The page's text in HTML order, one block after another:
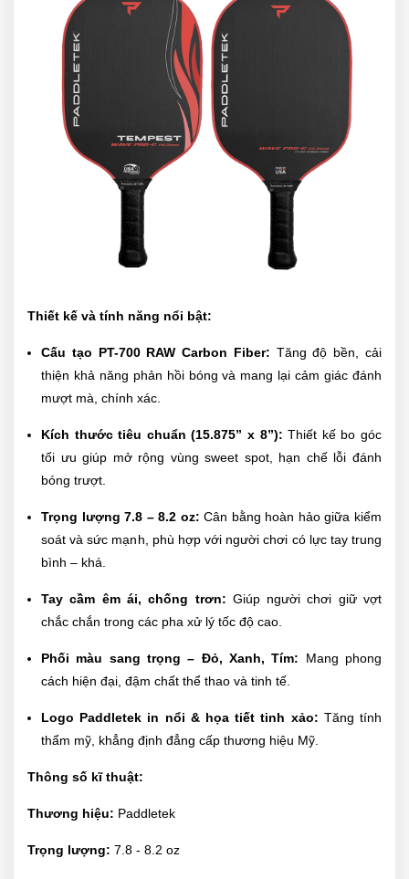
Thiết kế và tính năng nổi bật:
Cấu tạo PT-700 RAW Carbon Fiber: Tăng độ bền, cải
thiện khả năng phản hồi bóng và mang lại cảm giác đánh
mượt mà, chính xác.
Kích thước tiêu chuẩn (15.875” x 8”): Thiết kế bo góc
tối ưu giúp mở rộng vùng sweet spot, hạn chế lỗi đánh
bóng trượt.
Trọng lượng 7.8 – 8.2 oz: Cân bằng hoàn hảo giữa kiểm
soát và sức mạnh, phù hợp với người chơi có lực tay trung
bình – khá.
Tay cầm êm ái, chống trơn: Giúp người chơi giữ vợt
chắc chắn trong các pha xử lý tốc độ cao.
Phối màu sang trọng – Đỏ, Xanh, Tím: Mang phong
cách hiện đại, đậm chất thể thao và tinh tế.
Logo Paddletek in nổi & họa tiết tinh xảo: Tăng tính
thẩm mỹ, khẳng định đẳng cấp thương hiệu Mỹ.
Thông số kĩ thuật:
Thương hiệu: Paddletek
Trọng lượng: 7.8 - 8.2 oz